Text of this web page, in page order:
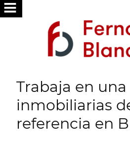
SERVICES
SEARCH
Trabaja en una
inmobiliarias
referencia en